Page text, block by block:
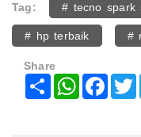
Tag: # tecno spark
# hp terbaik #
Share
Share WhatsApp